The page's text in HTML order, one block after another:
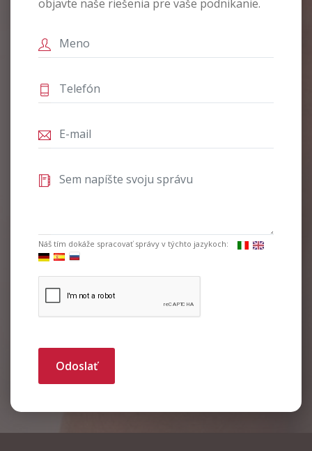
objavte naše riešenia pre vaše podnikanie.
Náš tím dokáže spracovať správy v týchto jazykoch:
Odoslať